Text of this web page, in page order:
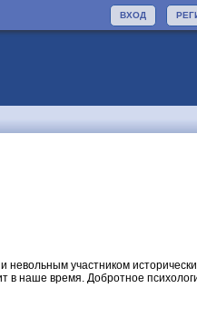
ВХОД
невольным участником
в наше время. Добротное